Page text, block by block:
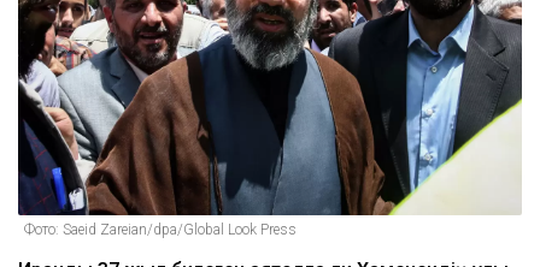
Фото: Saeid Zareian/dpa/Global Look Press